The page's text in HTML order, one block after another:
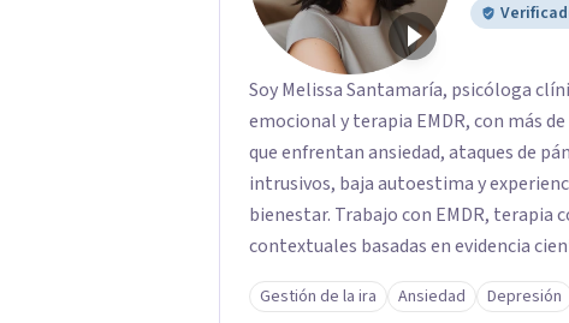
Soy Melissa Santamaría, psicóloga
emocional y terapia EMDR, con más
que enfrentan ansiedad, ataques de
intrusivos, baja autoestima y
bienestar. Trabajo con EMDR,
contextuales basadas en evidencia
de tu malestar, sanar heridas
vida más equilibrada. Acompaño a
Gestión de la ira Ansiedad Depresión